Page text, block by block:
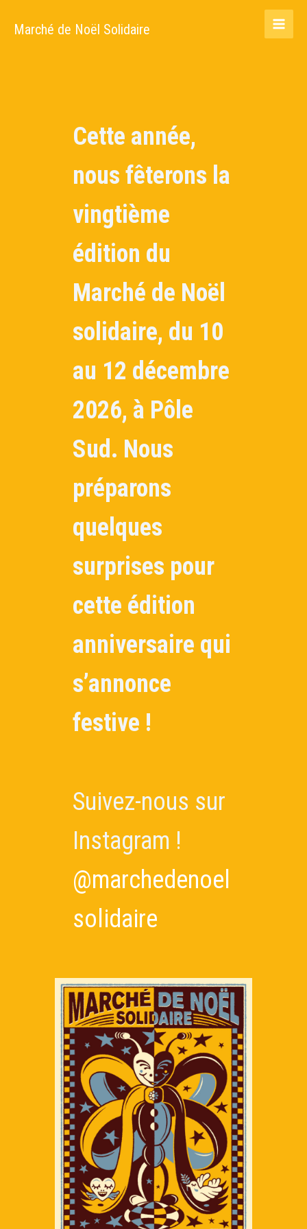
Marché de Noël Solidaire
MAIN
Cette année,
nousfêterons la
vingtième
édition du
Marché de Noël
solidaire, du 10
au 12 décembre
2026, à Pôle
Sud. Nous
préparons
quelques
surprises pour
cette édition
anniversaire qui
s’annonce
festive !
Suivez-nous sur
Instagram !
@marchedenoel
solidaire